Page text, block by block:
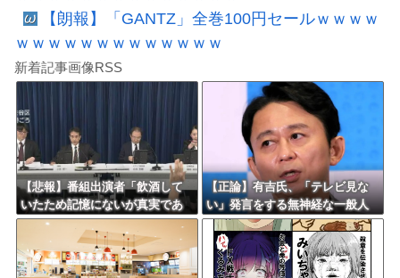
【朗報】「GANTZ」全巻100円セールｗｗｗｗ
ｗｗｗｗｗｗｗｗｗｗｗｗｗ
新着記事画像RSS
【悲報】番組出演者「飲酒して
いたため記憶にないが真実であ
れば申し訳ない」 NHK職員が
出演者から性被害
【正論】有吉氏、「テレビ見な
い」発言をする無神経な一般人
に憤慨ｗｗｗｗｗｗｗ